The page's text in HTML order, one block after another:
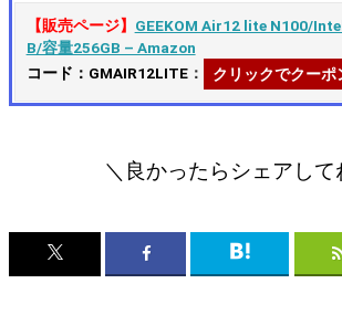
【販売ページ】 GEEKOM Air12 lite N100/
B/容量256GB – Amazon
コード：GMAIR12LITE： クリックでクーポ
＼良かったらシェアして